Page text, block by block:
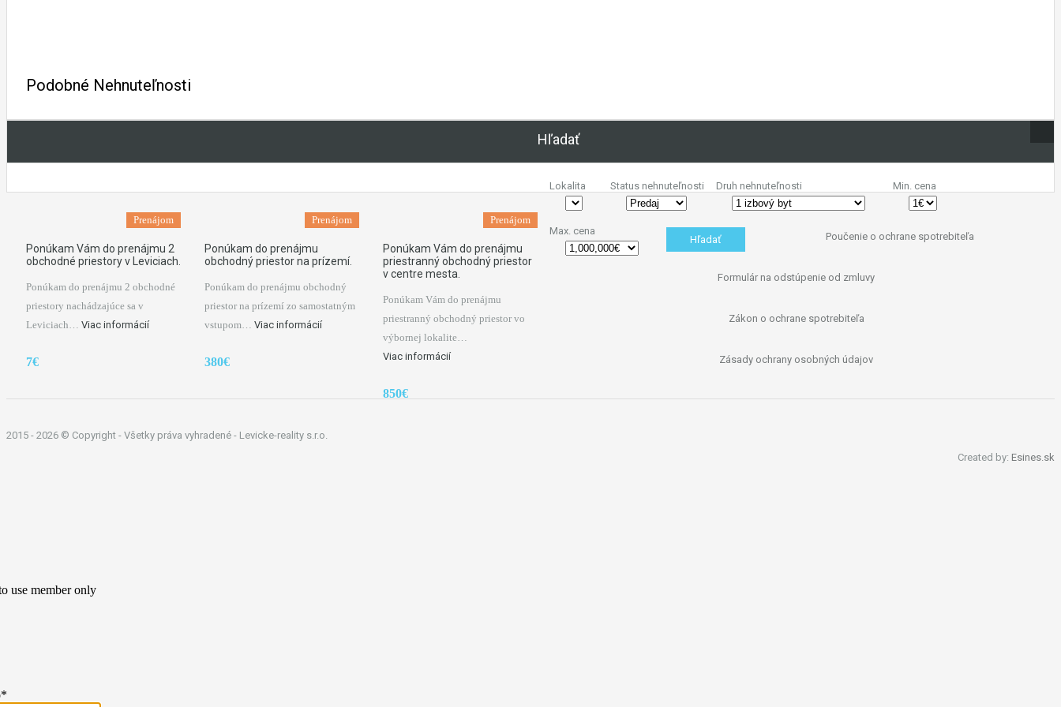
Podobné Nehnuteľnosti
Prenájom
Ponúkam Vám do prenájmu 2
obchodné priestory v Leviciach.
Ponúkam do prenájmu 2 obchodné
priestory nachádzajúce sa v
Leviciach… Viac informácií
7€
Prenájom
Ponúkam do prenájmu
obchodný priestor na prízemí.
Ponúkam do prenájmu obchodný
priestor na prízemí zo samostatným
vstupom… Viac informácií
380€
Prenájom
Ponúkam Vám do prenájmu
priestranný obchodný priestor
v centre mesta.
Ponúkam Vám do prenájmu
priestranný obchodný priestor vo
výbornej lokalite…
Viac informácií
850€
Hľadať
Lokalita Status nehnuteľnosti Druh nehnuteľnosti Min. cena
Max. cena Poučenie o ochrane spotrebiteľa
Formulár na odstúpenie od zmluvy
Zákon o ochrane spotrebiteľa
Zásady ochrany osobných údajov
2015 - 2026 © Copyright - Všetky práva vyhradené - Levicke-reality s.r.o.
Created by: Esines.sk
use member only
*